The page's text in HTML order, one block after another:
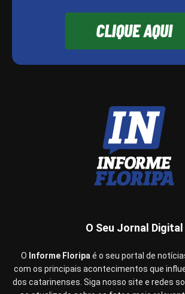
O Seu Jornal Digital
O Informe Floripa é o seu portal de
com os principais acontecimentos que
dos catarinenses. Siga nosso site e redes